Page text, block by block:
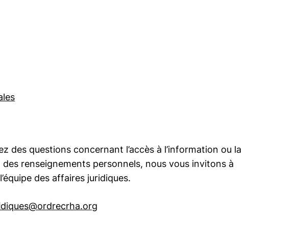
des questions concernant l’accès à l’information ou la
renseignements personnels, nous vous invitons à
des affaires juridiques.